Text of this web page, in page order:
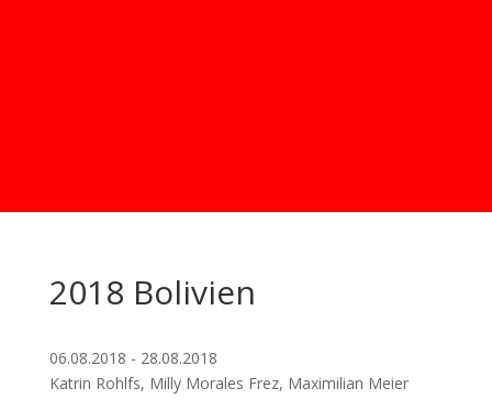
2018 Bolivien
06.08.2018 - 28.08.2018
Katrin Rohlfs, Milly Morales Frez, Maximilian Meier